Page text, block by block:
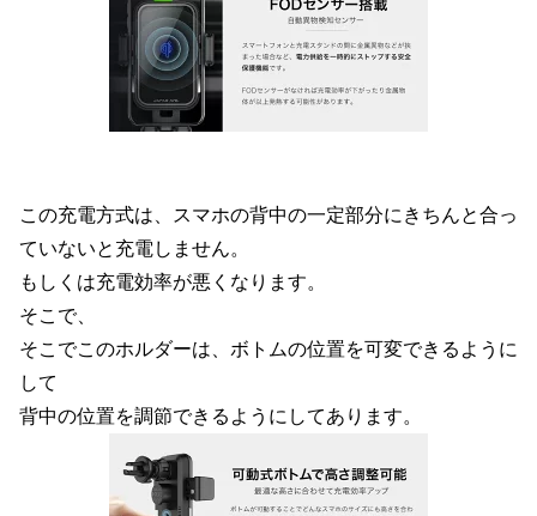
この充電方式は、スマホの背中の一定部分にきちんと合っ
ていないと充電しません。
もしくは充電効率が悪くなります。
そこで、
そこでこのホルダーは、ボトムの位置を可変できるように
して
背中の位置を調節できるようにしてあります。